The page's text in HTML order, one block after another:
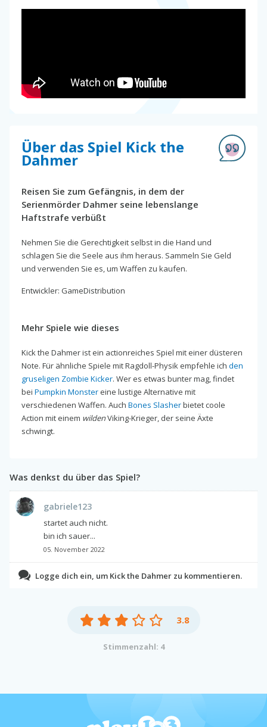
Über das Spiel Kick the
Dahmer
Reisen Sie zum Gefängnis, in dem der
Serienmörder Dahmer seine lebenslange
Haftstrafe verbüßt
Nehmen Sie die Gerechtigkeit selbst in die Hand und
schlagen Sie die Seele aus ihm heraus. Sammeln Sie Geld
und verwenden Sie es, um Waffen zu kaufen.
Entwickler: GameDistribution
Mehr Spiele wie dieses
Kick the Dahmer ist ein actionreiches Spiel mit einer düsteren
Note. Für ähnliche Spiele mit Ragdoll-Physik empfehle ich den
gruseligen Zombie Kicker. Wer es etwas bunter mag, findet
bei Pumpkin Monster eine lustige Alternative mit
verschiedenen Waffen. Auch Bones Slasherbietet coole
Action mit einem wildenViking-Krieger, der seine Äxte
schwingt.
Was denkst du über das Spiel?
gabriele123
startet auch nicht.
bin ich sauer...
05. November 2022
Logge dich ein, um Kick the Dahmer zu kommentieren.
3.8
Stimmenzahl: 4